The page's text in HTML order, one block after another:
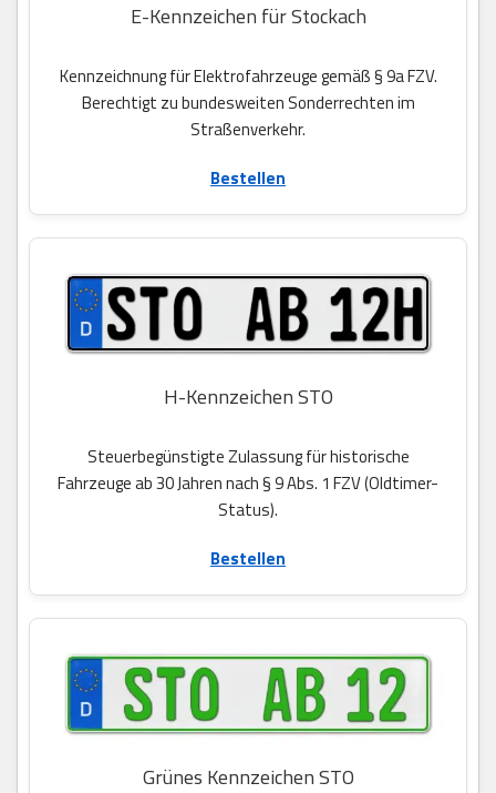
E-Kennzeichen für Stockach
Kennzeichnung für Elektrofahrzeuge gemäß § 9a FZV.
Berechtigt zu bundesweiten Sonderrechten im
Straßenverkehr.
Bestellen
H-Kennzeichen STO
Steuerbegünstigte Zulassung für historische
Fahrzeuge ab 30 Jahren nach § 9 Abs. 1 FZV (Oldtimer-
Status).
Bestellen
Grünes Kennzeichen STO